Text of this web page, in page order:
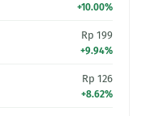
+10.00%
Rp 199
+9.94%
Rp 126
+8.62%